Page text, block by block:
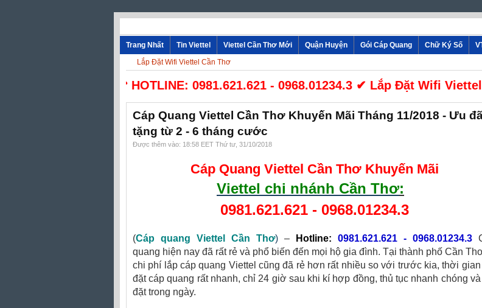
Trang Nhất Tin Viettel Viettel Cần Thơ Mới Quận Huyện Gói Cáp Quang Chữ Ký Số
Lắp Đặt Wifi Viettel Cần Thơ
☎ HOTLINE: 0981.621.621 - 0968.01234.3 ✔ Lắp Đặt Wifi
Cáp Quang Viettel Cần Thơ Khuyến Mãi Tháng 11/2018 - Ưu
tặng từ 2 - 6 tháng cước
Được thêm vào: 18:58 EET Thứ tư, 31/10/2018
Cáp Quang Viettel Cần Thơ Khuyến Mãi
Viettel chi nhánh Cần Thơ:
0981.621.621 - 0968.01234.3
(Cáp quang Viettel Cần Thơ) – Hotline: 0981.621.621 - 0968.01234.3
quang hiện nay đã rất rẻ và phổ biến đến mọi hộ gia đình. Tại thành phố Cần
chi phí lắp cáp quang Viettel cũng đã rẻ hơn rất nhiều so với trước kia, thời
đặt cáp quang rất nhanh, chỉ 24 giờ sau khi kí hợp đồng, thủ tục nhanh chóng
đặt trong ngày.